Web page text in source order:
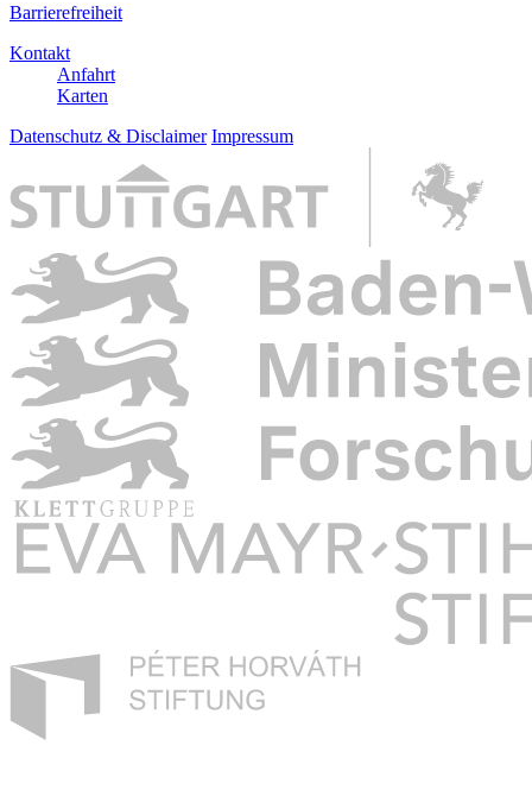
Barrierefreiheit
Kontakt
Anfahrt
Karten
Datenschutz & Disclaimer Impressum